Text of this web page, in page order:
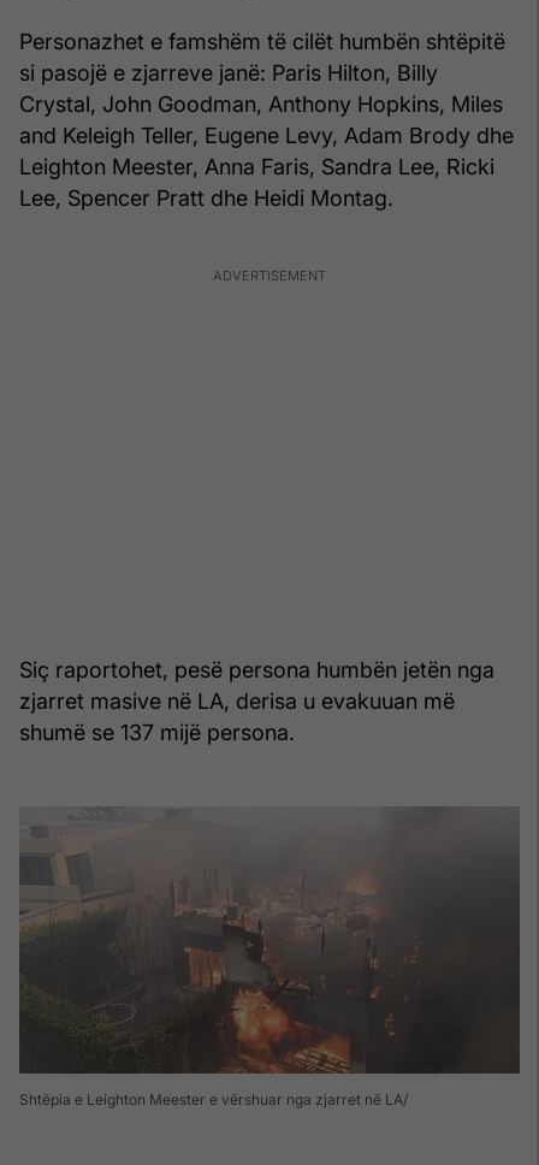
Personazhet e famshëm të cilët humbën shtëpitë
si pasojë e zjarreve janë: Paris Hilton, Billy
Crystal, John Goodman, Anthony Hopkins, Miles
and Keleigh Teller, Eugene Levy, Adam Brody dhe
Leighton Meester, Anna Faris, Sandra Lee, Ricki
Lee, Spencer Pratt dhe Heidi Montag.
Siç raportohet, pesë persona humbën jetën nga
zjarret masive në LA, derisa u evakuuan më
shumë se 137 mijë persona.
Shtëpia e Leighton Meester e vërshuar nga zjarret në LA